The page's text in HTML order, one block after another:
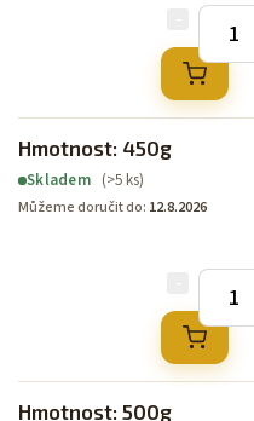
Hmotnost: 450g
Skladem (>5 ks)
Můžeme doručit do: 12.8.2026
Hmotnost: 500g